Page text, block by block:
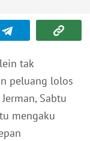
tak
peluang lolos
Jerman, Sabtu
mengaku